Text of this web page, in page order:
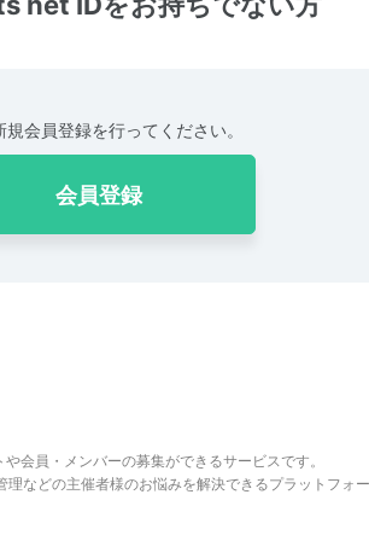
会員登録を行ってください。
会員登録
会員・メンバーの募集ができるサービスです。
などの主催者様のお悩みを解決できるプラットフォー